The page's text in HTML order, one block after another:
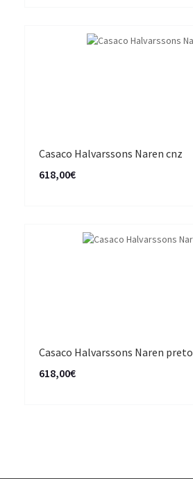
Casaco Halvarssons Naren cnz
618,00€
Casaco Halvarssons Naren preto
618,00€